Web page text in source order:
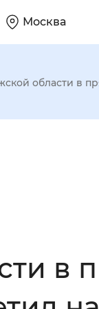
Москва
области в
в